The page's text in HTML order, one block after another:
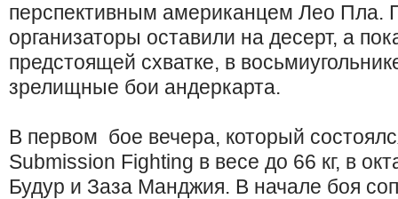
перспективным американцем Лео Пла.
организаторы оставили на десерт, а
предстоящей схватке, в
зрелищные бои андеркарта.
В первом бое вечера, который
Submission Fighting в весе до 66 кг, в
Будур и Заза Манджия. В начале боя